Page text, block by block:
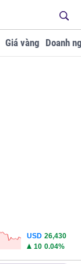
Giá vàng Doanh
USD 26,430
10 0.04%